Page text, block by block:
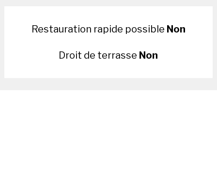
Restauration rapide possible Non
Droit de terrasse Non